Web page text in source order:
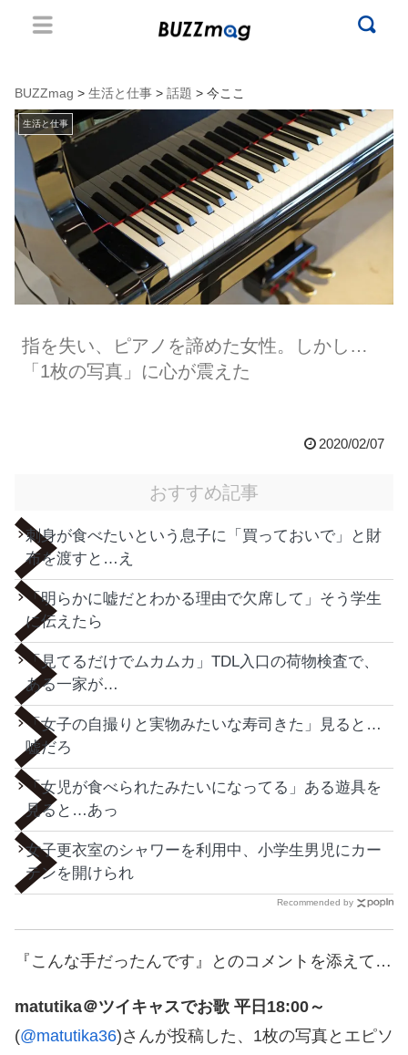
BUZZmag > 生活と仕事 > 話題 > 今ここ
生活と仕事
指を失い、ピアノを諦めた女性。しかし…
「1枚の写真」に心が震えた
2020/02/07
おすすめ記事
刺身が食べたいという息子に「買っておいで」と財
布を渡すと…え
「明らかに嘘だとわかる理由で欠席して」そう学生
に伝えたら
「見てるだけでムカムカ」TDL入口の荷物検査で、
ある一家が…
「女子の自撮りと実物みたいな寿司きた」見ると…
嘘だろ
「女児が食べられたみたいになってる」ある遊具を
見ると…あっ
女子更衣室のシャワーを利用中、小学生男児にカー
テンを開けられ
Recommended by
『こんな手だったんです』とのコメントを添えて…
matutika＠ツイキャスでお歌 平日18:00～
(@matutika36)さんが投稿した、1枚の写真とエピソ